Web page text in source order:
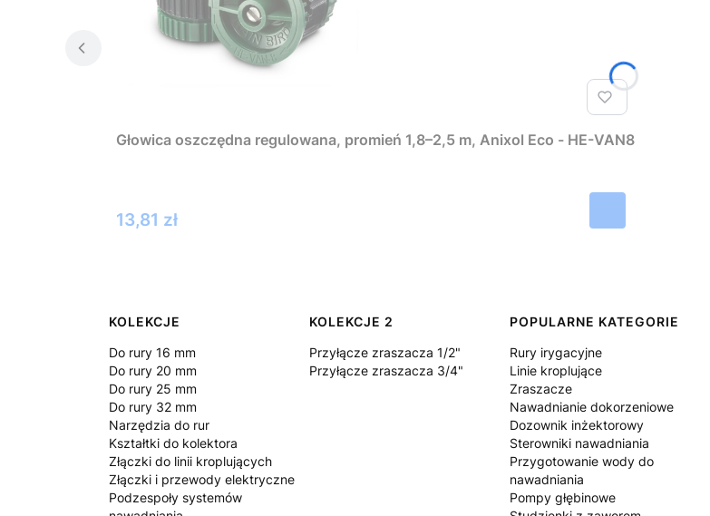
Głowica oszczędna regulowana, promień 1,8–2,5 m, Anixol Eco - HE-VAN8
Cena
13,81 zł
Linki w stopce
KOLEKCJE
Do rury 16 mm
Do rury 20 mm
Do rury 25 mm
Do rury 32 mm
Narzędzia do rur
Kształtki do kolektora
Złączki do linii kroplujących
Złączki i przewody elektryczne
Podzespoły systemów
KOLEKCJE 2
Przyłącze zraszacza 1/2"
Przyłącze zraszacza 3/4"
POPULARNE KATEGORIE
Rury irygacyjne
Linie kroplujące
Zraszacze
Nawadnianie dokorzeniowe
Dozownik inżektorowy
Sterowniki nawadniania
Przygotowanie wody do
nawadniania
Pompy głębinowe